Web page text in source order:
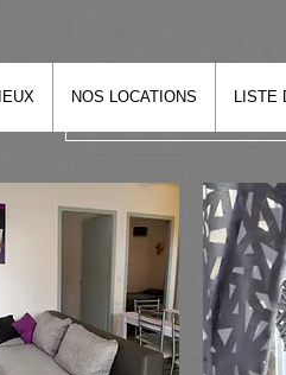
NOS LOCATIONS LISTE